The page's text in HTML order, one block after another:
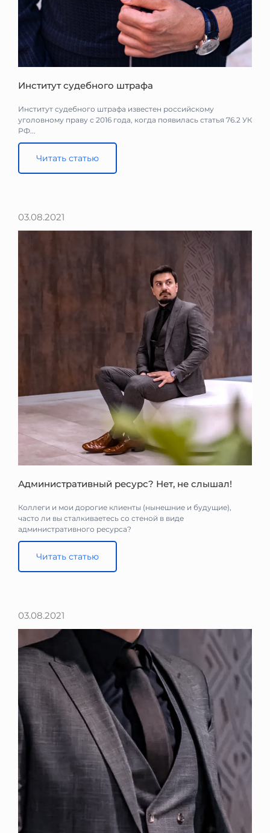
Институт судебного штрафа
Институт судебного штрафа известен российскому
уголовному праву с 2016 года, когда появилась статья 76.2 УК
РФ...
Читать статью
03.08.2021
Административный ресурс? Нет, не слышал!
Коллеги и мои дорогие клиенты (нынешние и будущие),
часто ли вы сталкиваетесь со стеной в виде
административного ресурса?
Читать статью
03.08.2021